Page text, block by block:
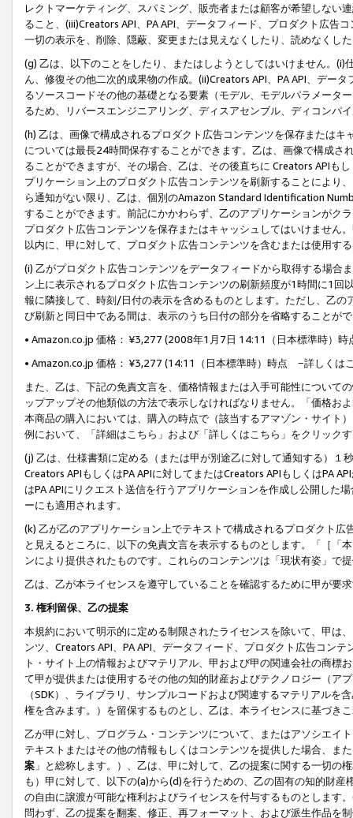
レクトマーケティング、スパミング、販売者または顧客が希望しない
ること、(iii)Creators API、PA API、データフィード、プロダクト広告
一切の表示を、削除、隠蔽、変更または見えなくしたり、読めなくし
(g) 乙は、以下のことをしたり、またはしようとしてはいけません。
ん、修復その他二次的成果物の作成。(ii)Creators API、PA API、デー
るソースコードその他の基礎となる要素（モデル、モデルパラメータ
るため、リバースエンジニアリング、ディスアセンブル、ディコンパ
(h) 乙は、画像で構成されるプロダクト広告コンテンツを保存または
については最長24時間保存することができます。乙は、画像で構成
ることができますが、その場合、乙は、その後直ちに Creators APIも
プリケーション上のプロダクト広告コンテンツを刷新することにより
ら通知がない限り、乙は、個別のAmazon Standard Identification
することができます。前記にかかわらず、乙のアプリケーションがク
プロダクト広告コンテンツを保存またはキャッシュしてはいけません
以内に、甲に対して、プロダクト広告コンテンツを含むまたは使用す
(i) 乙がプロダクト広告コンテンツをデータフィードから取得する場合
ン上に表示されるプロダクト広告コンテンツの刷新頻度が1時間に1
報に隣接して、時刻/日付の表示を含めるものとします。ただし、乙
び刷新と同日中である間は、表示のうち日付の部分を省略することが
• Amazon.co.jp 価格： ¥3,277 (2008年1月7日 14:11（日本標準時）
• Amazon.co.jp 価格： ¥3,277 (14:11（日本標準時）時点 −詳しくは
また、乙は、下記の免責文言を、価格情報または入手可能性について
ップアップその他類似の方法で表示しなければなりません。「価格
本商品の購入においては、購入の時点で（該当するアマゾン・サイト
例において、「詳細はこちら」および「詳しくはこちら」をクリック
(j) 乙は、仕様書類に定める（または甲が別途乙に対して通知する）
Creators APIもしくはPA APIに対してまたはCreators APIもしくはPA
はPA APIにリクエスト送信を行うアプリケーションを作成し公開した
ーにも適用されます。
(k) 乙が乙のアプリケーション上でテキストで構成されるプロダクト
と見えるところに、以下の免責文言を表示するものとします。「［「
ンにより提供されたものです。これらのコンテンツは「現状有姿」で
乙は、乙が本ライセンスを遵守していることを確認するために甲が要
3. 権利留保、乙の提案
本規約において明示的に定める制限されたライセンスを除いて、甲は
ンツ、Creators API、PA API、データフィード、プロダクト広告コン
ト・サイト上の情報およびマテリアル、甲および甲の関連会社の商
て甲が提供または使用するその他の知的財産およびテクノロジー（ア
（SDK）、ライブラリ、サンプルコードおよび関連するマテリアル
権を含みます。）を留保するものとし、乙は、本ライセンスに基づき
乙が甲に対し、プログラム・コンテンツについて、またはアソシエイ
テキストまたはその他の情報もしくはコンテンツを提供した場合、ま
案 」と総称します。）、乙は、甲に対して、乙の提案に関する一切
も）甲に対して、以下の(a)から(d)を行うための、乙の固有の知的財
の自由に譲渡が可能な権利およびライセンスを付与するものとします
問わず、乙の提案を翻案、修正、再フォーマット、および派生作品を